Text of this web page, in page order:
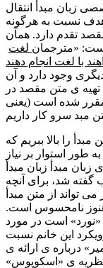
زبان مبدأ انتقال
نسبت به هرگونه
تقدم دارد. همآن
لغت
با لغت انجام دهند
وجود دارد و آن
تهیه ی متن مقصد در
مقرر شده است (یعنی
مبد
را بالا ببریم که
طور استوار بر نیاز
مبدأ زبان مبدأ
شد، برای آنچه
تواند از متن مبدأ
نامحسوس است.
است در مورد
این خانم نسبت
درباره ی ارائه ی
ی «اسکوپوس»